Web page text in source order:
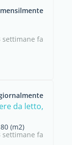
د.م. 17,000 mensilmente
settimane fa
da letto,
(m2)
settimane fa